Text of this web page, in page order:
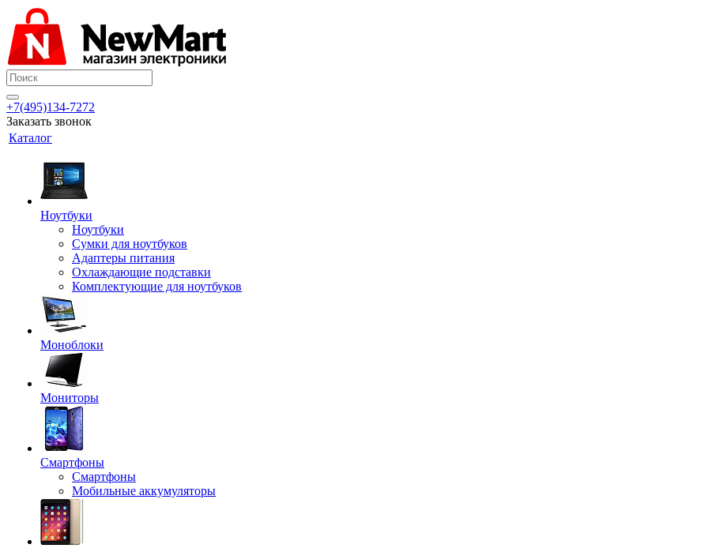
+7(495)134-7272
Заказать звонок
Каталог
Ноутбуки
Ноутбуки
Сумки для ноутбуков
Адаптеры питания
Охлаждающие подставки
Комплектующие для ноутбуков
Моноблоки
Мониторы
Смартфоны
Смартфоны
Мобильные аккумуляторы